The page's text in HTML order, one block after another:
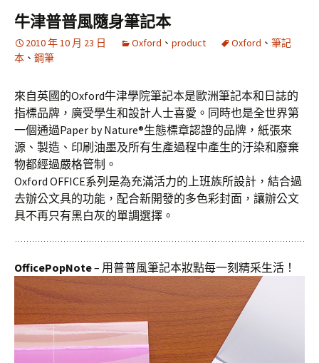
牛津普普風隨身筆記本
2010 年 10 月 23 日 Oxford 、 product Oxford 、 筆記
本 、 鋼筆
來自英國的Oxford牛津學院筆記本是歐洲筆記本和日誌的
指標品牌，廣受學生和設計人士喜愛。同時也是全世界第
一個通過Paper by Nature®生態標章認證的品牌，紙張來
源、製造、印刷油墨及所有生產過程中產生的汙染和廢棄
物都經過嚴格管制。
Oxford OFFICE系列是為充滿活力的上班族所設計，結合過
去辦公文具的功能，配合新開發的多色彩封面，讓辦公文
具不再只有黑白灰的單調選擇。
OfficePopNote– 用普普風筆記本妝點每一刻精采生活！